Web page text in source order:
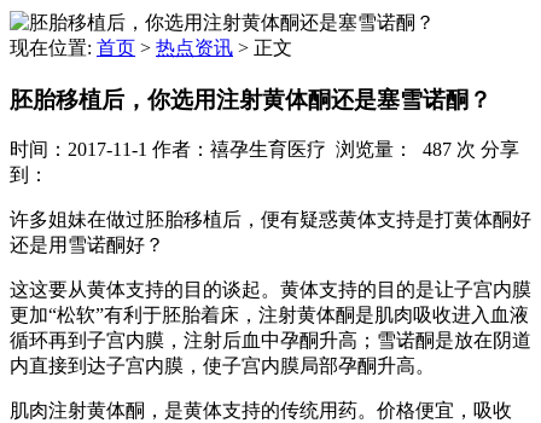
现在位置: 首页 > 热点资讯 > 正文
胚胎移植后，你选用注射黄体酮还是塞雪诺酮？
时间：2017-11-1 作者：禧孕生育医疗 浏览量： 487 次 分享
到：
许多姐妹在做过胚胎移植后，便有疑惑黄体支持是打黄体酮好
还是用雪诺酮好？
这这要从黄体支持的目的谈起。黄体支持的目的是让子宫内膜
更加“松软”有利于胚胎着床，注射黄体酮是肌肉吸收进入血液
循环再到子宫内膜，注射后血中孕酮升高；雪诺酮是放在阴道
内直接到达子宫内膜，使子宫内膜局部孕酮升高。
肌肉注射黄体酮，是黄体支持的传统用药。价格便宜，吸收